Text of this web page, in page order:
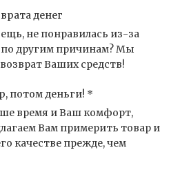
денег
не понравилась из-за
по другим причинам? Мы
Ваших средств!
потом деньги! *
время и Ваш комфорт,
Вам примерить товар и
качестве прежде, чем